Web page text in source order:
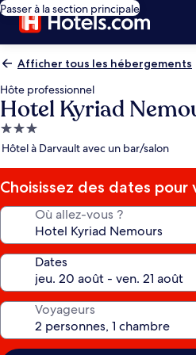
Passer à la section principale
Afficher tous les hébergements
Hôte professionnel
Hotel Kyriad
Hébergement
3.0 étoiles
Hôtel à Darvault avec un bar/salon
Choisissez des dates pour
Où allez-vous ?
Dates
Voyageurs